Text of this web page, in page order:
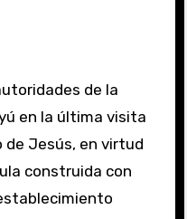
de la
en la última visita
Jesús, en virtud
construida con